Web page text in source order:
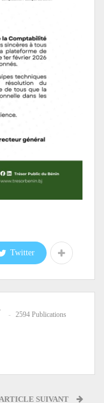
Twitter
2594 Publications
SUIVANT